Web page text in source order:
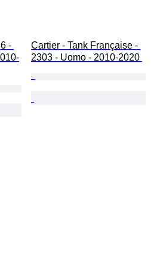
-
Cartier - Tank Française -
2303 - Uomo - 2010-2020